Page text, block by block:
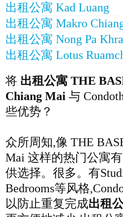
出租公寓 Kad Luang
出租公寓 Makro
出租公寓 Lotus
将 出租公寓 THE
Chiang Mai 与
些优势？
众所周知,像 THE
Mai 这样的热门公寓
供选择。很多。有
Bedrooms等风格
以防止重复完成出租